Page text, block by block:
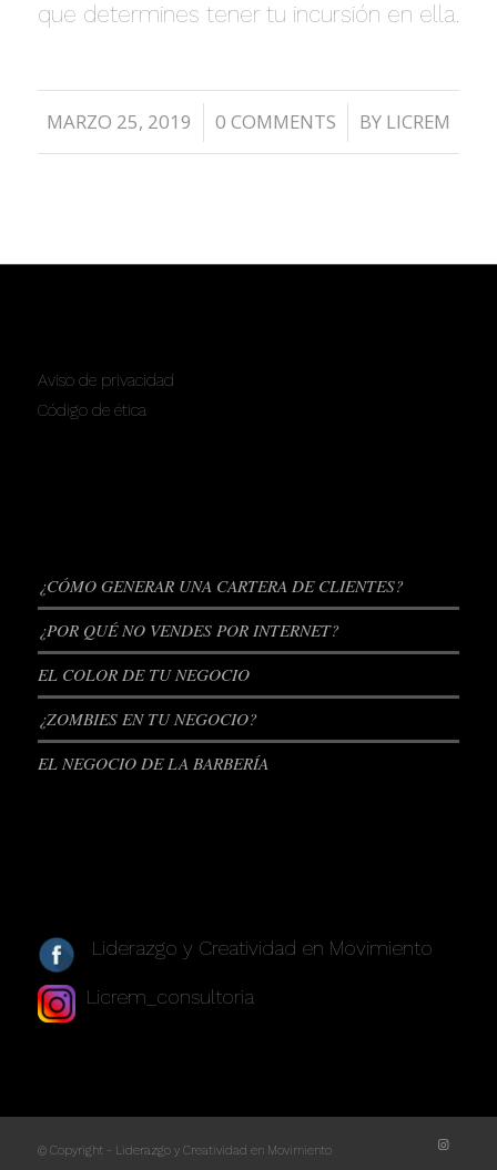
que determines tener tu incursión en ella.
MARZO 25, 2019
/ 0 COMMENTS
/ BY LICREM
Aviso de privacidad
Código de ética
¿CÓMO GENERAR UNA CARTERA DE CLIENTES?
¿POR QUÉ NO VENDES POR INTERNET?
EL COLOR DE TU NEGOCIO
¿ZOMBIES EN TU NEGOCIO?
EL NEGOCIO DE LA BARBERÍA
Liderazgo y Creatividad en Movimiento
Licrem_consultoria
© Copyright - Liderazgo y Creatividad en Movimiento